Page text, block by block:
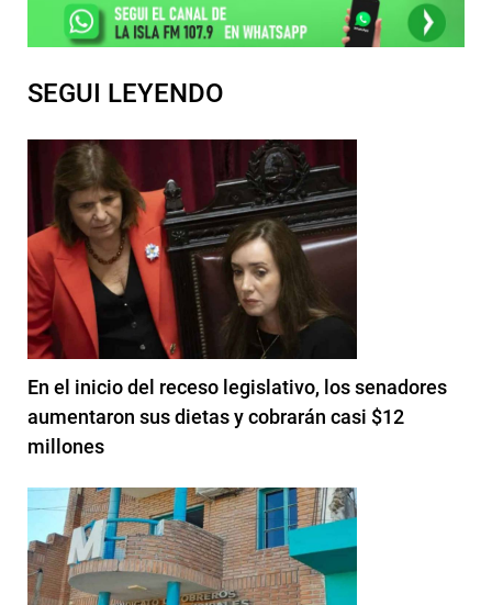
SEGUI LEYENDO
En el inicio del receso legislativo, los senadores
aumentaron sus dietas y cobrarán casi $12
millones